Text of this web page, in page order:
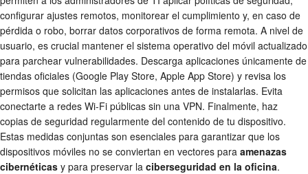
configurar ajustes remotos, monitorear el cumplimiento y, en caso de
pérdida o robo, borrar datos corporativos de forma remota. A nivel de
usuario, es crucial mantener el sistema operativo del móvil actualizado
para parchear vulnerabilidades. Descarga aplicaciones únicamente de
tiendas oficiales (Google Play Store, Apple App Store) y revisa los
permisos que solicitan las aplicaciones antes de instalarlas. Evita
conectarte a redes Wi-Fi públicas sin una VPN. Finalmente, haz
copias de seguridad regularmente del contenido de tu dispositivo.
Estas medidas conjuntas son esenciales para garantizar que los
dispositivos móviles no se conviertan en vectores para amenazas
cibernéticas y para preservar la ciberseguridad en la oficina.